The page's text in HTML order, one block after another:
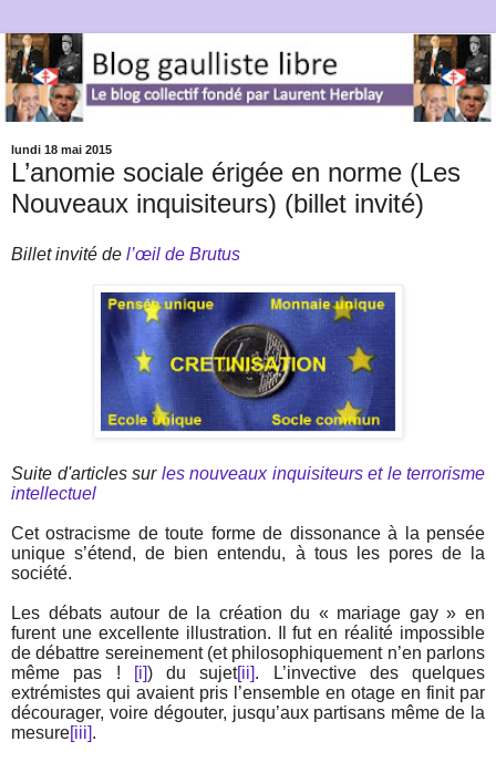
lundi 18 mai 2015
L’anomie sociale érigée en norme (Les
Nouveaux inquisiteurs) (billet invité)
Billet invité de l’œil de Brutus
Suite d'articles sur les nouveaux inquisiteurs et le terrorisme
intellectuel
Cet ostracisme de toute forme de dissonance à la pensée
unique s’étend, de bien entendu, à tous les pores de la
société.
Les débats autour de la création du « mariage gay » en
furent une excellente illustration. Il fut en réalité impossible
de débattre sereinement (et philosophiquement n’en parlons
même pas !
[i]) du sujet[ii]. L’invective des quelques
extrémistes qui avaient pris l’ensemble en otage en finit par
décourager, voire dégouter, jusqu’aux partisans même de la
mesure[iii].